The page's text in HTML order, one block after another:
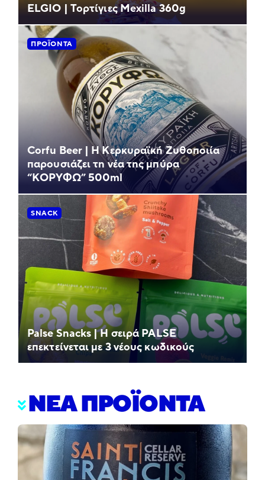
ELGIO | Τορτίγιες Mexilla 360g
ΠΡΟΪΌΝΤΑ
Corfu Beer | Η Κερκυραϊκή Ζυθοποιία
παρουσιάζει τη νέα της μπύρα
“ΚΟΡΥΦΩ” 500ml
SNACK
Palse Snacks | Η σειρά PALSE
επεκτείνεται με 3 νέους κωδικούς
ΝΕΑ ΠΡΟΪΟΝΤΑ